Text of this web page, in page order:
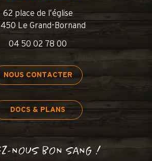
62 place de l’église
Le Grand-Bornand
04 50 02 78 00
NOUS CONTACTER
DOCS & PLANS
NOUS BON SANG !